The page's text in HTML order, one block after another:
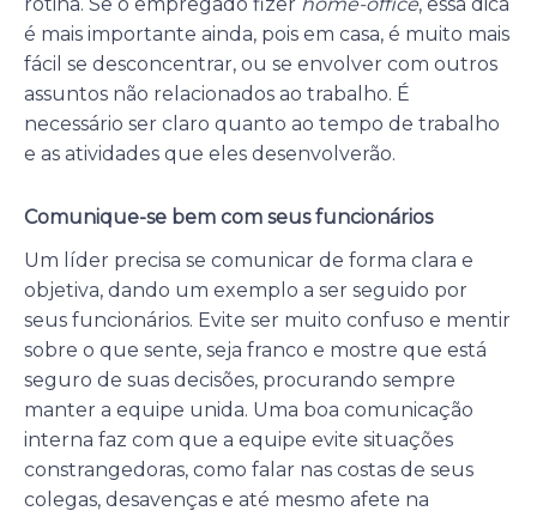
é mais importante ainda, pois em casa, é muito mais
fácil se desconcentrar, ou se envolver com outros
assuntos não relacionados ao trabalho. É
necessário ser claro quanto ao tempo de trabalho
e as atividades que eles desenvolverão.
Comunique-se bem com seus funcionários
Um líder precisa se comunicar de forma clara e
objetiva, dando um exemplo a ser seguido por
seus funcionários. Evite ser muito confuso e mentir
sobre o que sente, seja franco e mostre que está
seguro de suas decisões, procurando sempre
manter a equipe unida. Uma boa comunicação
interna faz com que a equipe evite situações
constrangedoras, como falar nas costas de seus
colegas, desavenças e até mesmo afete na